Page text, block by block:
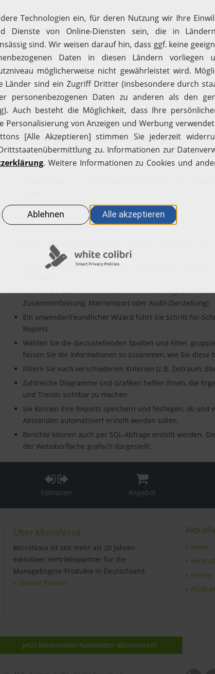
Screenshot ServiceDesk Plus: IT-Administratoren stehen über
Auswahl.
Verfügbare Reports (Auswahl)
Anzahl offener, geschlossener oder überfälliger Tickets
Tickets nach Abteilung, Ebene, Modus, Priorität,
SLA-Verletzungen nach Kategorie, Abteilung oder
Ergebnisse von Zufriedenheitsumfragen, die in
Durchschnittliche, zur Lösung von Tickets benötigte Zeit
Auswertungen zu verschiedenen Ereignissen (z.B.
Individuelle Reports
Zusätzlich können Sie bei Bedarf zahlreiche individuelle
Erstellen Sie Reports zu Kriterien wie Anfragen,
Wählen Sie aus vier verschiedenen Darstellungsarten
Zusammenfassung, Matrixreport oder Audit-Darstellung)
Ein anwenderfreundlicher Wizard führt Sie Schritt-für-
Reports.
Wählen Sie die darzustellenden Spalten und Filter,
fassen Sie die Informationen so zusammen, wie Sie diese
Filtern Sie nach verschiedenen Kriterien (z.B. Zeitraum,
Zahlreiche Diagramme und Grafiken helfen Ihnen, die
und Trends sichtbar zu machen
Sie können Ihre Reports speichern und festlegen, ob und
Abständen automatisiert erstellt werden sollen.
Berichte können auch per SQL-Abfrage erstellt werden.
der Weboberfläche grafisch dargestellt.
Editionen Angebot
Über MicroNova
MicroNova ist seit mehr als 20 Jahren
exklusiver Vertriebspartner für die
ManageEngine-Produkte in Deutschland.
» Unsere Partner
» News
»
» Presse
»
Jetzt kostenlosen Newsletter abonnieren!